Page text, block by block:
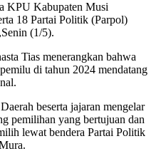
KPU Kabupaten Musi
18 Partai Politik (Parpol)
(1/5).
Tias menerangkan bahwa
di tahun 2024 mendatang
beserta jajaran mengelar
pemilihan yang bertujuan dan
lewat bendera Partai Politik